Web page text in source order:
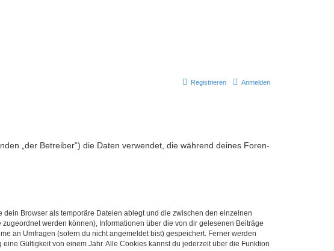
Anmelden
Registrieren
„der Betreiber“) die Daten verwendet, die während deines Foren-
Browser als temporäre Dateien ablegt und die zwischen den einzelnen
werden können), Informationen über die von dir gelesenen Beiträge
an Umfragen (sofern du nicht angemeldet bist) gespeichert. Ferner werden
Gültigkeit von einem Jahr. Alle Cookies kannst du jederzeit über die Funktion